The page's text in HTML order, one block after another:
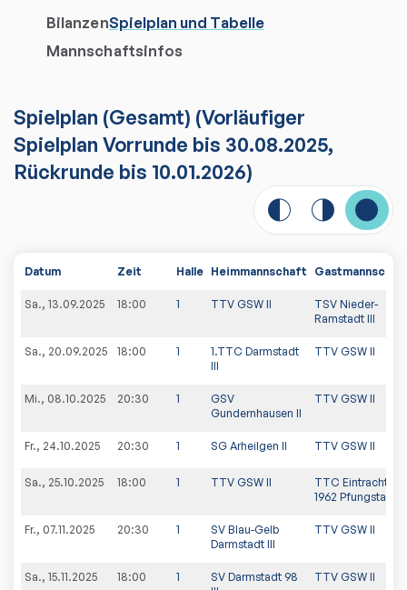
BilanzenSpielplan und Tabelle
Mannschaftsinfos
Spielplan (Gesamt) (Vorläufiger
Spielplan Vorrunde bis 30.08.2025,
Rückrunde bis 10.01.2026)
Datum Zeit Halle Heimmannschaft
Sa., 13.09.2025 18:00 1 TTV GSW II
TSV Nieder-
Ramstadt III
Sa., 20.09.2025 18:00 1
1.TTC Darmstadt
III
TTV GSW II
Mi., 08.10.2025 20:30 1
GSV
Gundernhausen II
TTV GSW II
Fr., 24.10.2025 20:30 1 SG Arheilgen II TTV GSW II
Sa., 25.10.2025 18:00 1 TTV GSW II
TTC Eintracht
1962 Pfungstadt III
Fr., 07.11.2025 20:30 1
SV Blau-Gelb
Darmstadt III
TTV GSW II
Sa., 15.11.2025 18:00 1
SV Darmstadt 98
TTV GSW II